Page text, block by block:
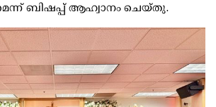
ബിഷപ്പ് ആഹ്വാനം ചെയ്തു.